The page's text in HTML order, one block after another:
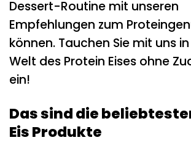
Dessert-Routine mit unseren
Empfehlungen zum
können. Tauchen Sie mit uns
Welt des Protein Eises ohne
ein!
Das sind die
Eis Produkte